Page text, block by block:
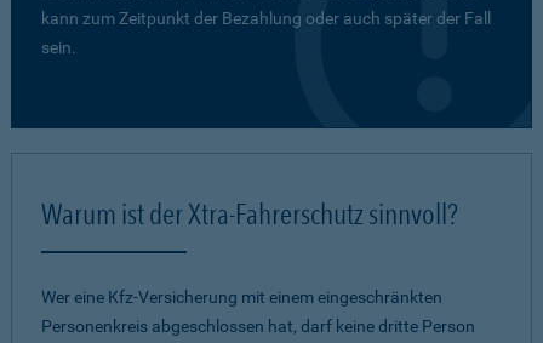
kann zum Zeitpunkt der Bezahlung oder auch später der Fall
sein.
Warum ist der Xtra-Fahrerschutz sinnvoll?
Wer eine Kfz-Versicherung mit einem eingeschränkten
Personenkreis abgeschlossen hat, darf keine dritte Person